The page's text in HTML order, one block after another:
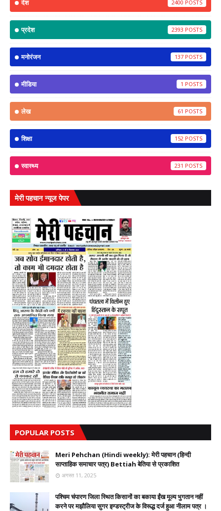
देश 2400
प्रदेश 2393
मनोरंजन 137
मीडिया 1
लेख 61
शिक्षा 152
स्वास्थ्य 231
मेरी पहचान न्यूज पेपर
POPULAR POSTS
Meri Pehchan (Hindi weekly): मेरी पहचान (हिन्दी
साप्ताहिक समाचार पत्र) Bettiah बेतिया से प्रकाशित
अगस्त 11, 2025
पश्चिम चंपारण जिला स्थित किसानों का बकाया ईंख मूल्य भुगतान नहीं
करने पर मझौलिया सुगर इण्डस्ट्रीज के विरूद्ध दर्ज हुआ नीलाम पत्र ।